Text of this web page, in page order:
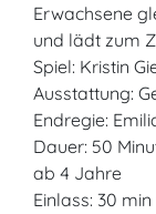
Erwachsene
und lädt zum
Spiel: Kristin
Ausstattung:
Endregie:
Dauer: 50
ab 4 Jahre
Einlass: 30